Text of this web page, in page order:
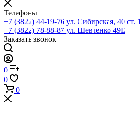
Телефоны
+7 (3822) 44-19-76 ул. Сибирская, 40 ст. 1
+7 (3822) 78-88-87 ул. Шевченко 49Е
Заказать звонок
0
0
0